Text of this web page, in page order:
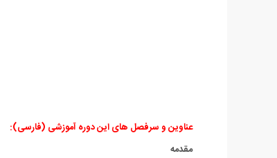
عناوین و سرفصل های این دوره آموزشی (فارسی):
مقدمه